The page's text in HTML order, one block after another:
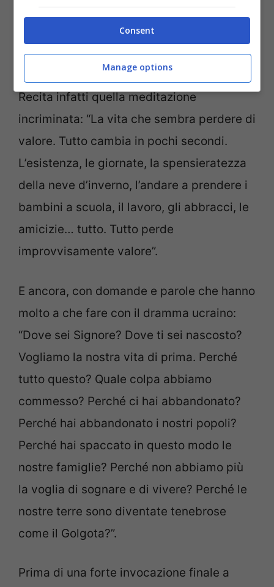
Colosseo“incomprensibili e persino
Eppure si tratta di testi che
parlano di pace e dell’unità di tutti i popoli
davanti alla Passione del Signore Gesù.
Recita infatti quella meditazione
incriminata: “La vita che sembra perdere di
valore. Tutto cambia in pochi secondi.
L’esistenza, le giornate, la spensieratezza
della neve d’inverno, l’andare a prendere i
bambini a scuola, il lavoro, gli abbracci, le
amicizie… tutto. Tutto perde
improvvisamente valore”.
E ancora, con domande e parole che hanno
molto a che fare con il dramma ucraino:
“Dove sei Signore? Dove ti sei nascosto?
Vogliamo la nostra vita di prima. Perché
tutto questo? Quale colpa abbiamo
commesso? Perché ci hai abbandonato?
Perché hai abbandonato i nostri popoli?
Perché hai spaccato in questo modo le
nostre famiglie? Perché non abbiamo più
la voglia di sognare e di vivere? Perché le
nostre terre sono diventate tenebrose
come il Golgota?”.
Prima di una forte invocazione finale a
Consent
Manage options